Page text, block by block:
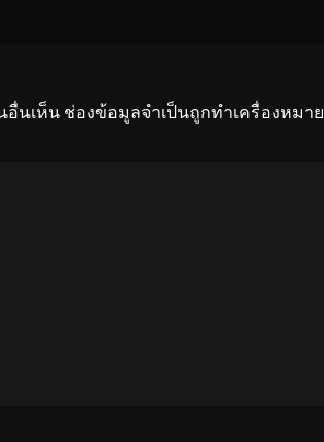
อื่นเห็น ช่องข้อมูลจำเป็นถูกทำเครื่องหมาย